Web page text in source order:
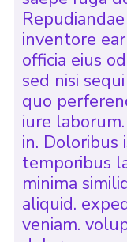
inventore
officia eius
sed nisi
quo
iure
in.
temporibus
minima
aliquid.
veniam.